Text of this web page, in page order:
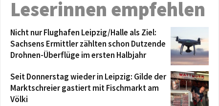
Leserinnen empfehlen
Nicht nur Flughafen Leipzig/Halle als Ziel:
Sachsens Ermittler zählten schon Dutzende
Drohnen-Überflüge im ersten Halbjahr
Seit Donnerstag wieder in Leipzig: Gilde der
Marktschreier gastiert mit Fischmarkt am
Völki